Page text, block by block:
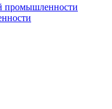
промышленности